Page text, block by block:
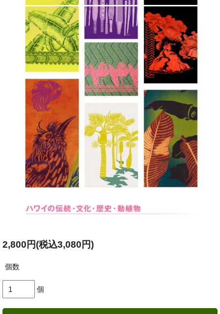
2,800円(税込3,080円)
個数
個